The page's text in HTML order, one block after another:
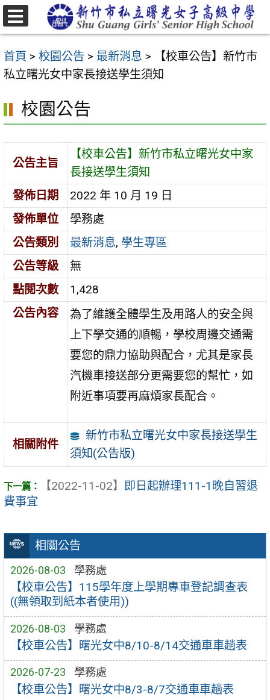
跳
至
要
內
區
首頁 > 校園公告 > 最新消息 >
【校車公告】新竹市
私立曙光女中家長接送學生須知
相關公告
2026-08-03 學務處
【校車公告】115學年度上學期專車登記調查表
((無領取到紙本者使用))
2026-08-03 學務處
【校車公告】曙光女中8/10-8/14交通車車趟表
2026-07-23 學務處
【校車公告】曙光女中8/3-8/7交通車車趟表
校園公告
公告主旨
【校車公告】新竹市私立曙光女中家
長接送學生須知
發佈日期
2022 年 10 月 19 日
發佈單位
學務處
公告類別
最新消息, 學生專區
公告等級
無
點閱次數
1,428
公告內容
為了維護全體學生及用路人的安全與
上下學交通的順暢，學校周邊交通需
要您的鼎力協助與配合，尤其是家長
汽機車接送部分更需要您的幫忙，如
附近事項要再麻煩家長配合。
相關附件
新竹市私立曙光女中家長接送學生
須知(公告版)
【2022-11-02】 即日起辦理111-1晚自習退
費事宜
選
單